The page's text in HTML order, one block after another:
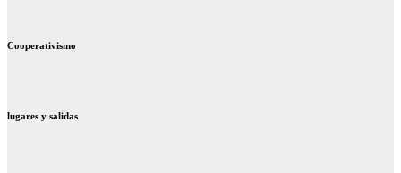
Cooperativismo
lugares y salidas